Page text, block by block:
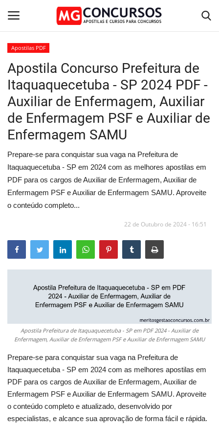
Home
Apostilas PDF
Apostila Impressa
Cursos Online
Combo Apostilas
Apostilas PDF
Apostila Concurso Prefeitura de
Itaquaquecetuba - SP 2024 PDF -
Auxiliar de Enfermagem, Auxiliar
de Enfermagem PSF e Auxiliar de
Enfermagem SAMU
Prepare-se para conquistar sua vaga na Prefeitura de
Itaquaquecetuba - SP em 2024 com as melhores apostilas em
PDF para os cargos de Auxiliar de Enfermagem, Auxiliar de
Enfermagem PSF e Auxiliar de Enfermagem SAMU. Aproveite
o conteúdo completo...
22 de Outubro de 2024 - 16:51
Apostila Prefeitura de Itaquaquecetuba - SP em PDF 2024 - Auxiliar de
Enfermagem, Auxiliar de Enfermagem PSF e Auxiliar de Enfermagem SAMU
Prepare-se para conquistar sua vaga na Prefeitura de
Itaquaquecetuba - SP em 2024 com as melhores apostilas em
PDF para os cargos de Auxiliar de Enfermagem, Auxiliar de
Enfermagem PSF e Auxiliar de Enfermagem SAMU. Aproveite
o conteúdo completo e atualizado, desenvolvido por
especialistas, e alcance sua aprovação de forma fácil e rápida.